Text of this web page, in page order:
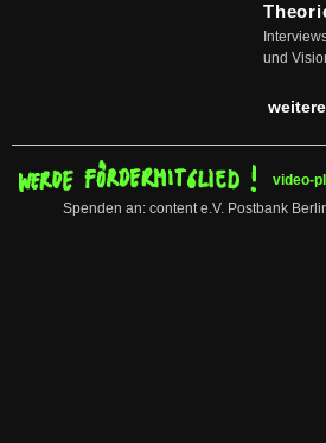
und
video-
Spenden an: content e.V. Postbank